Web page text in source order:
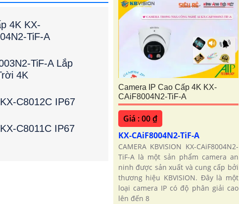
4K KX-
TiF-A
TiF-A Lắp
4K
C8012C IP67
C8011C IP67
Camera IP Cao Cấp 4K KX-
CAiF8004N2-TiF-A
Giá : 00 ₫
KX-CAiF8004N2-TiF-A
CAMERA KBVISION KX-CAiF8004N2-
TiF-A là một sản phẩm camera an
ninh được sản xuất và cung cấp bởi
thương hiệu KBVISION. Đây là một
loại camera IP có độ phân giải cao
lên đến 8